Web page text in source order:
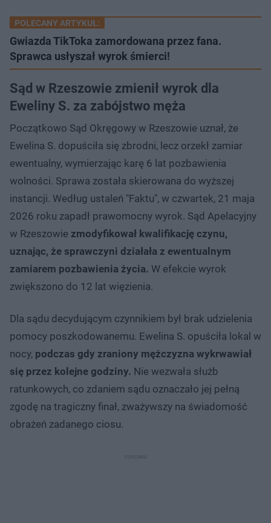
POLECANY ARTYKUŁ:
Gwiazda TikToka zamordowana przez fana.
Sprawca usłyszał wyrok śmierci!
Sąd w Rzeszowie zmienił wyrok dla
Eweliny S. za zabójstwo męża
Początkowo Sąd Okręgowy w Rzeszowie uznał, że
Ewelina S. dopuściła się zbrodni, lecz orzekł zamiar
ewentualny, wymierzając karę 6 lat pozbawienia
wolności. Sprawa została skierowana do wyższej
instancji. Według ustaleń "Faktu", w czwartek, 21 maja
2026 roku zapadł prawomocny wyrok. Sąd Apelacyjny
w Rzeszowie zmodyfikował kwalifikację czynu,
uznając, że sprawczyni działała z ewentualnym
zamiarem pozbawienia życia. W efekcie wyrok
zwiększono do 12 lat więzienia.
Dla sądu decydującym czynnikiem był brak udzielenia
pomocy poszkodowanemu. Ewelina S. opuściła lokal w
nocy, podczas gdy zraniony mężczyzna wykrwawiał
się przez kolejne godziny. Nie wezwała służb
ratunkowych, co zdaniem sądu oznaczało jej pełną
zgodę na tragiczny finał, zważywszy na świadomość
obrażeń zadanego ciosu.